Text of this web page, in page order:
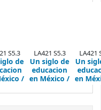
S5.3
de
/
LA421 S5.3
Un siglo de
educacion
en México /
LA421
Un
en